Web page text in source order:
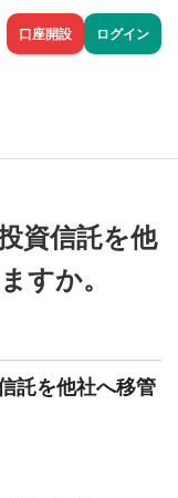
口座開設 ログイン
資信託を他
すか。
託を他社へ移管